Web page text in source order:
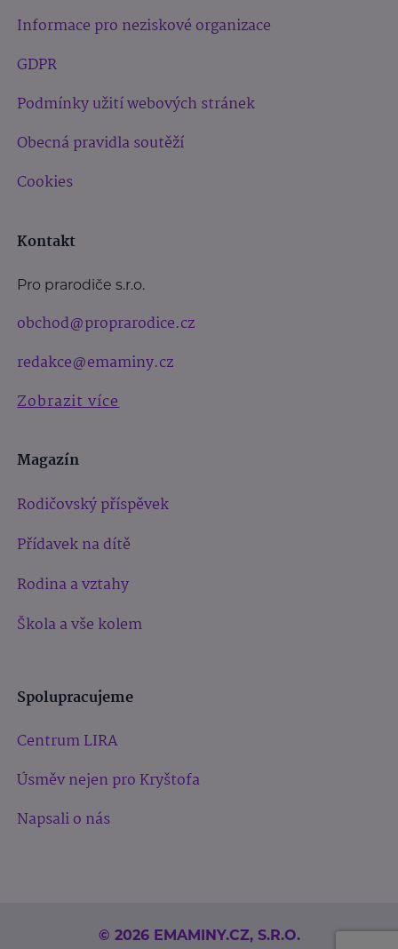
Informace pro neziskové organizace
GDPR
Podmínky užití webových stránek
Obecná pravidla soutěží
Cookies
Kontakt
Pro prarodiče s.r.o.
obchod@proprarodice.cz
redakce@emaminy.cz
Zobrazit více
Magazín
Rodičovský příspěvek
Přídavek na dítě
Rodina a vztahy
Škola a vše kolem
Spolupracujeme
Centrum LIRA
Úsměv nejen pro Kryštofa
Napsali o nás
© 2026 EMAMINY.CZ, S.R.O.